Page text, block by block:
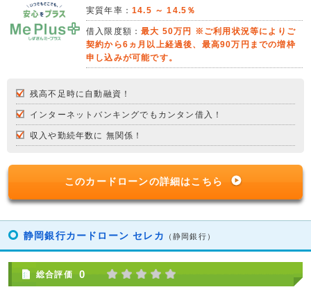
実質年率： 14.5 ～ 14.5％
借入限度額：最大 50万円 ※ご利用状況等によりご
契約から6ヵ月以上経過後、最高90万円までの増枠
申し込みが可能です。
残高不足時に自動融資！
インターネットバンキングでもカンタン借入！
収入や勤続年数に 無関係！
このカードローンの詳細はこちら
静岡銀行カードローン セレカ （静岡銀行）
総合評価 0